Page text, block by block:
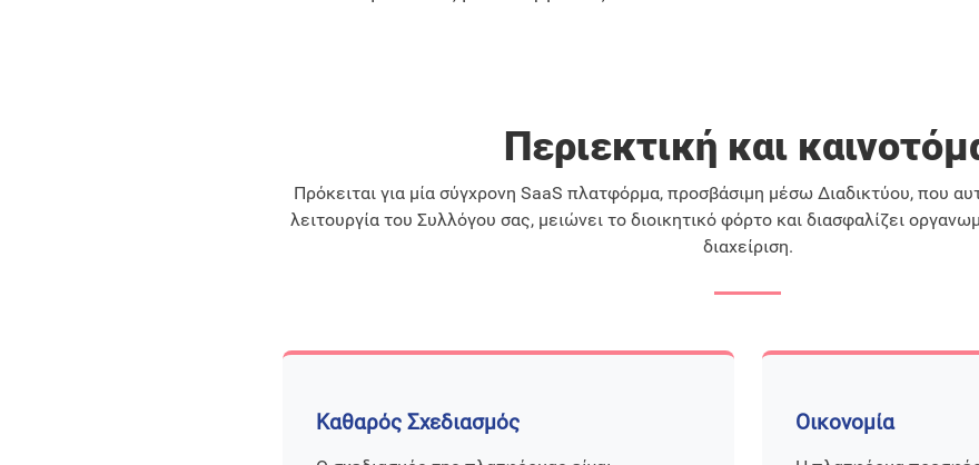
Περιεκτική και
Πρόκειται για μία σύγχρονη SaaS πλατφόρμα, προσβάσιμη μέσω Διαδικτύου, που
λειτουργία του Συλλόγου σας, μειώνει το διοικητικό φόρτο και διασφαλίζει
διαχείριση.
Καθαρός Σχεδιασμός Οικονομία